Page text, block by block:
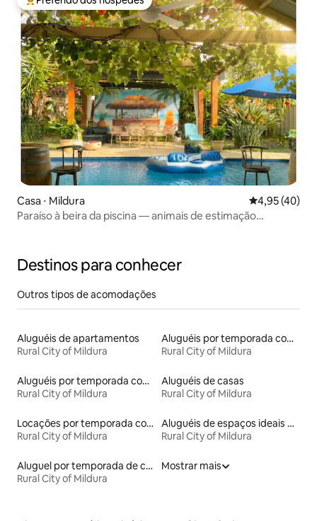
Entre os melhores preferidos dos hóspedes
Casa ⋅ Mildura 4,95 de uma
4,95 (40)
Paraíso à beira da piscina — animais de estimação
Destinos para conhecer
Outros tipos de acomodações
Aluguéis de apartamentos
Rural City of Mildura
Aluguéis por temporada com café da manhã
Rural City of Mildura
Aluguéis por temporada com banheira de hidromassagem
Rural City of Mildura
Aluguéis de casas
Rural City of Mildura
Locações por temporada com piscina
Rural City of Mildura
Aluguéis de espaços ideais para famílias
Rural City of Mildura
Aluguel por temporada de casas de hóspedes
Rural City of Mildura
Mostrar mais